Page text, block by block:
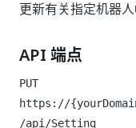
更新有关指定机器人
API 端点
PUT
https://
/api/Setting